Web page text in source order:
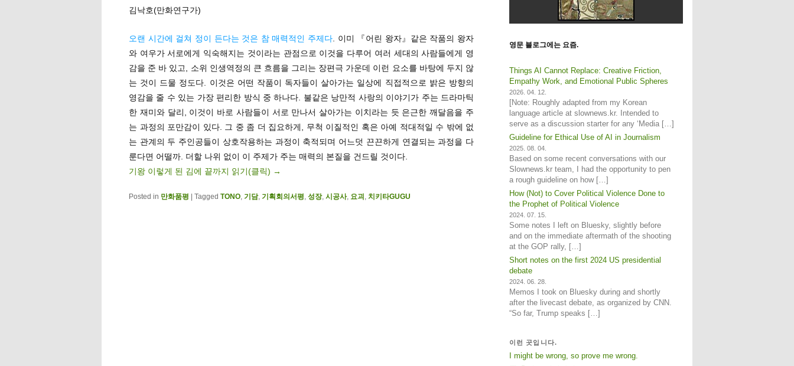
김낙호(만화연구가)
오랜 시간에 걸쳐 정이 든다는 것은 참 매력적인 주제다 . 이미 『어린 왕자』같은 작품의 왕자
와 여우가 서로에게 익숙해지는 것이라는 관점으로 이것을 다루어 여러 세대의 사람들에게 영
감을 준 바 있고, 소위 인생역정의 큰 흐름을 그리는 장편극 가운데 이런 요소를 바탕에 두지 않
는 것이 드물 정도다. 이것은 어떤 작품이 독자들이 살아가는 일상에 직접적으로 밝은 방향의
영감을 줄 수 있는 가장 편리한 방식 중 하나다. 불같은 낭만적 사랑의 이야기가 주는 드라마틱
한 재미와 달리, 이것이 바로 사람들이 서로 만나서 살아가는 이치라는 듯 은근한 깨달음을 주
는 과정의 포만감이 있다. 그 중 좀 더 집요하게, 무척 이질적인 혹은 아예 적대적일 수 밖에 없
는 관계의 두 주인공들이 상호작용하는 과정이 축적되며 어느덧 끈끈하게 연결되는 과정을 다
룬다면 어떨까. 더할 나위 없이 이 주제가 주는 매력의 본질을 건드릴 것이다.
기왕 이렇게 된 김에 끝까지 읽기(클릭) →
Posted in 만화품평 | Tagged TONO 기담, 기획회의서평 성장, 시공사, 요괴 치키타GUGU
영문 블로그에는 요즘.
Things AI Cannot Replace: Creative Friction,
Empathy Work, and Emotional Public Spheres
2026. 04. 12.
[Note: Roughly adapted from my Korean
language article at slownews.kr. Intended to
serve as a discussion starter for any ‘Media […]
Guideline for Ethical Use of AI in Journalism
2025. 08. 04.
Based on some recent conversations with our
Slownews.kr team, I had the opportunity to pen
a rough guideline on how […]
How (Not) to Cover Political Violence Done to
the Prophet of Political Violence
2024. 07. 15.
Some notes I left on Bluesky, slightly before
and on the immediate aftermath of the shooting
at the GOP rally, […]
Short notes on the first 2024 US presidential
debate
2024. 06. 28.
Memos I took on Bluesky during and shortly
after the livecast debate, as organized by CNN.
“So far, Trump speaks […]
이런 곳입니다.
I might be wrong, so prove me wrong.